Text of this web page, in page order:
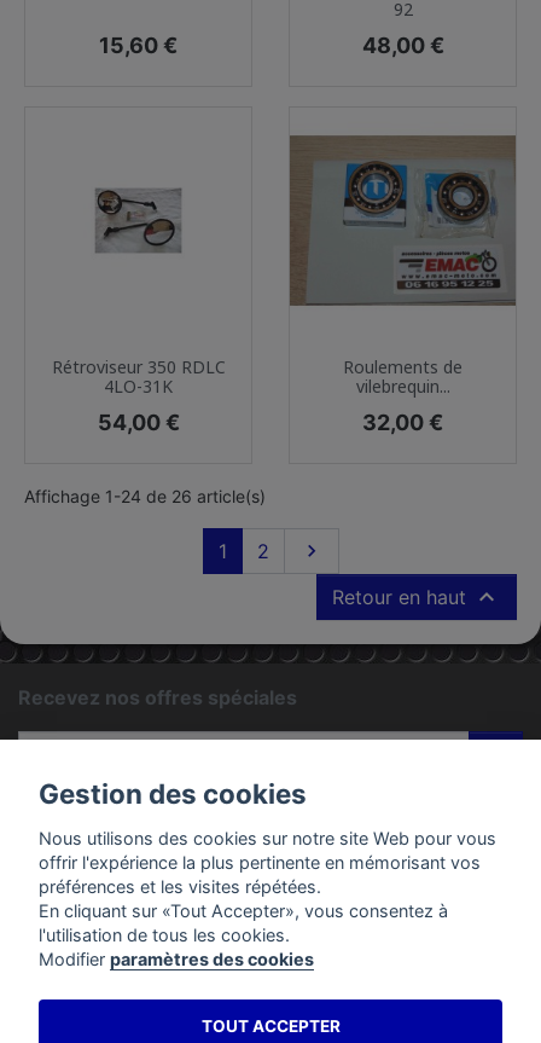
Prix
15,60 €
92
Prix
48,00 €
Rétroviseur 350 RDLC
4LO-31K
Prix
54,00 €
Roulements de
vilebrequin...
Prix
32,00 €
Affichage 1-24 de 26 article(s)
1 2 Suivant

Retour en haut 
Recevez nos offres spéciales
Vous pouvez vous désinscrire à tout moment. Vous trouverez
d'utilisation du site.
PRODUITS
Gestion des cookies
Nous utilisons des cookies sur notre site Web pour vous
offrir l'expérience la plus pertinente en mémorisant vos
préférences et les visites répétées.
En cliquant sur «Tout Accepter», vous consentez à
l'utilisation de tous les cookies.
Modifier paramètres des cookies
TOUT ACCEPTER